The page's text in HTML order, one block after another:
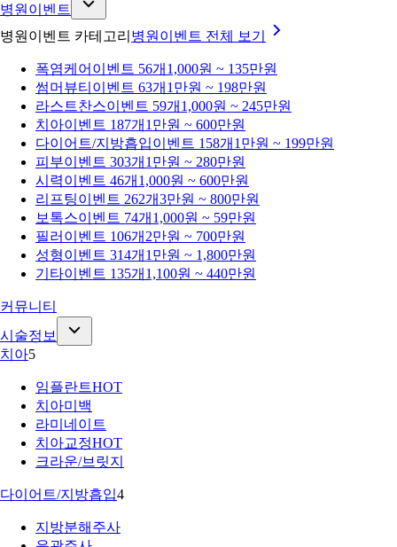
병원이벤트
병원이벤트 카테고리 병원이벤트 전체 보기
폭염케어 이벤트 56개 1,000원 ~ 135만원
썸머뷰티 이벤트 63개 1만원 ~ 198만원
라스트찬스이벤트 59개 1,000원 ~ 245만원
치아이벤트 187개 1만원 ~ 600만원
다이어트/지방흡입이벤트 158개 1만원 ~ 199만원
피부이벤트 303개 1만원 ~ 280만원
시력이벤트 46개 1,000원 ~ 600만원
리프팅이벤트 262개3만원 ~ 800만원
보톡스이벤트 74개 1,000원 ~ 59만원
필러 이벤트 106개 2만원 ~ 700만원
성형이벤트 314개 1만원 ~ 1,800만원
기타이벤트 135개 1,100원 ~ 440만원
커뮤니티
시술정보
치아5
임플란트HOT
치아미백
라미네이트
치아교정HOT
크라운/브릿지
다이어트/지방흡입4
지방분해주사